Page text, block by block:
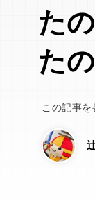
た
た
この記事を